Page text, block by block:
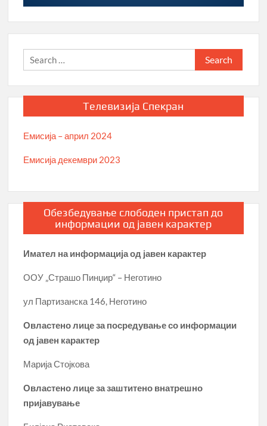
Search
for:
Телевизија Спекран
Емисија – април 2024
Емисија декември 2023
Обезбедување слободен пристап до
информации од јавен карактер
Имател на информација од јавен карактер
ООУ „Страшо Пинџир“ – Неготино
ул Партизанска 146, Неготино
Овластено лице за посредување со информации
од јавен карактер
Марија Стојкова
Овластено лице за заштитено внатрешно
пријавување